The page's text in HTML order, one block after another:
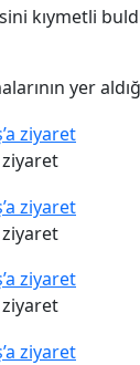
kıymetli
yer
ziyaret
ziyaret
ziyaret